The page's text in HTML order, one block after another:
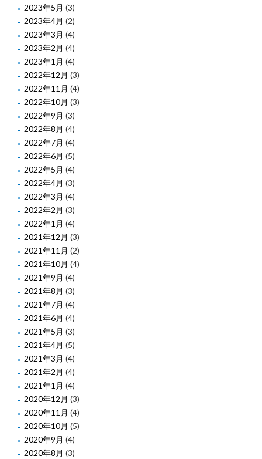
2023年5月 (3)
2023年4月 (2)
2023年3月 (4)
2023年2月 (4)
2023年1月 (4)
2022年12月 (3)
2022年11月 (4)
2022年10月 (3)
2022年9月 (3)
2022年8月 (4)
2022年7月 (4)
2022年6月 (5)
2022年5月 (4)
2022年4月 (3)
2022年3月 (4)
2022年2月 (3)
2022年1月 (4)
2021年12月 (3)
2021年11月 (2)
2021年10月 (4)
2021年9月 (4)
2021年8月 (3)
2021年7月 (4)
2021年6月 (4)
2021年5月 (3)
2021年4月 (5)
2021年3月 (4)
2021年2月 (4)
2021年1月 (4)
2020年12月 (3)
2020年11月 (4)
2020年10月 (5)
2020年9月 (4)
2020年8月 (3)